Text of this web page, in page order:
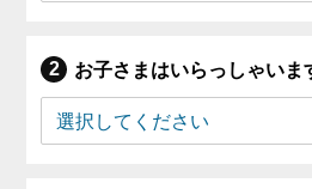
お子さまはいらっしゃいま